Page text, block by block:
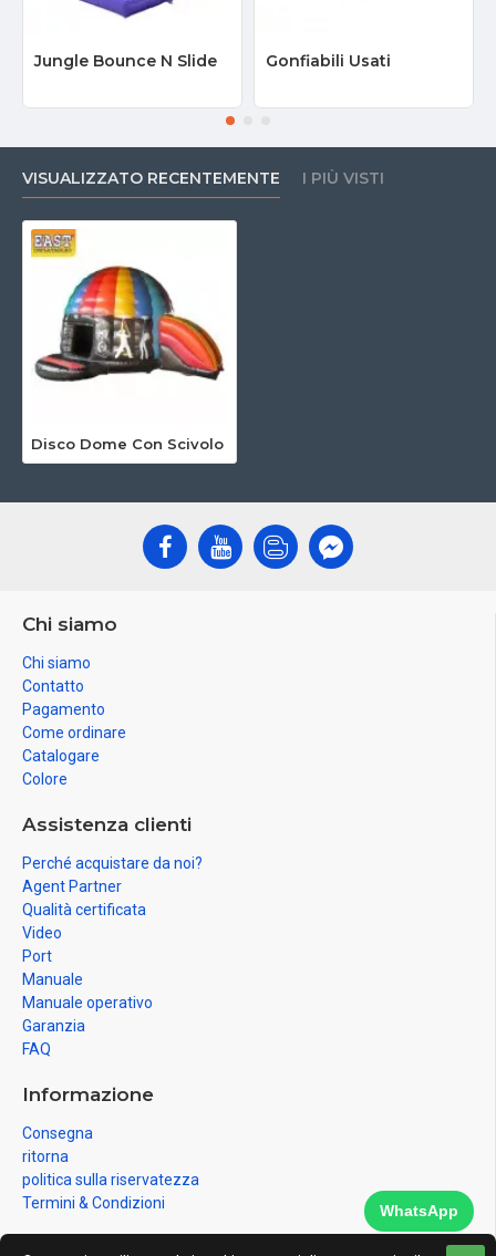
Jungle Bounce N Slide Gonfiabili Usati
VISUALIZZATO RECENTEMENTE I PIÙ VISTI
Disco Dome Con Scivolo
Chi siamo
Chi siamo
Contatto
Pagamento
Come ordinare
Catalogare
Colore
Assistenza clienti
Perché acquistare da noi?
Agent Partner
Qualità certificata
Video
Port
Manuale
Manuale operativo
Garanzia
FAQ
Informazione
Consegna
ritorna
politica sulla riservatezza
Termini & Condizioni
WhatsApp